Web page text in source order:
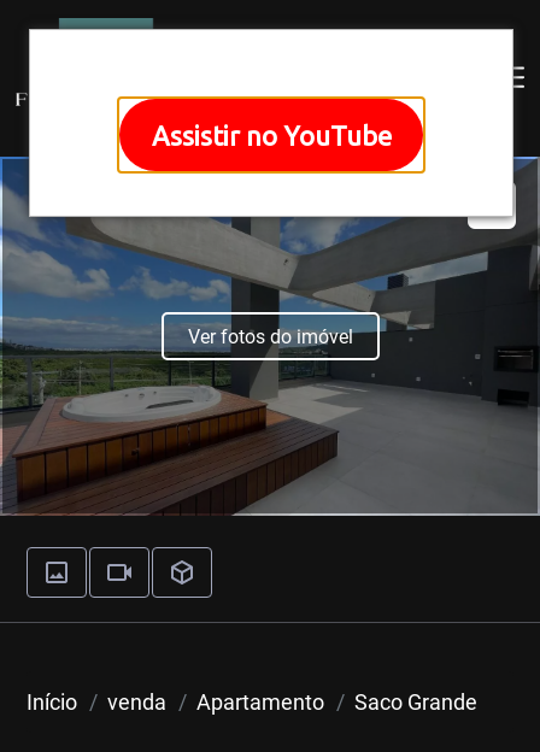
Assistir no YouTube
Ver fotos do imóvel
Início venda Apartamento Saco Grande